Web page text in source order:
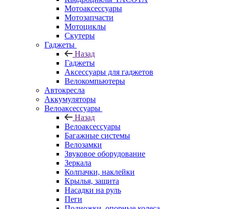
Мотоаксессуары
Мотозапчасти
Мотоциклы
Скутеры
Гаджеты
Назад
Гаджеты
Аксессуары для гаджетов
Велокомпьютеры
Автокресла
Аккумуляторы
Велоаксессуары
Назад
Велоаксессуары
Багажные системы
Велозамки
Звуковое оборудование
Зеркала
Колпачки, наклейки
Крылья, защита
Насадки на руль
Пеги